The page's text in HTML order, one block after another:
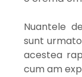
Nuantele
sunt
acestea
cum am